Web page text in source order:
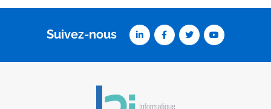
Suivez-nous